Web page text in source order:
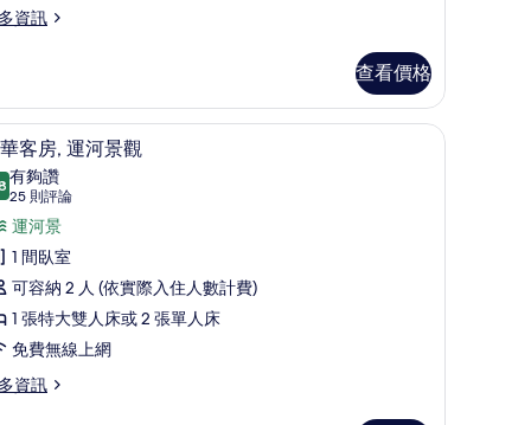
資訊
查看價格
、書桌 高級寢具、迷你吧、客房內保險箱、書桌
5 客房, 運河景觀
分，滿分 10 分
有夠讚
25 則評論
(25
則
評
論)
運河景
1 間臥室
可容納 2 人 (依實際入住人數計費)
1 張特大雙人床或 2 張單人床
免費無線上網
資訊